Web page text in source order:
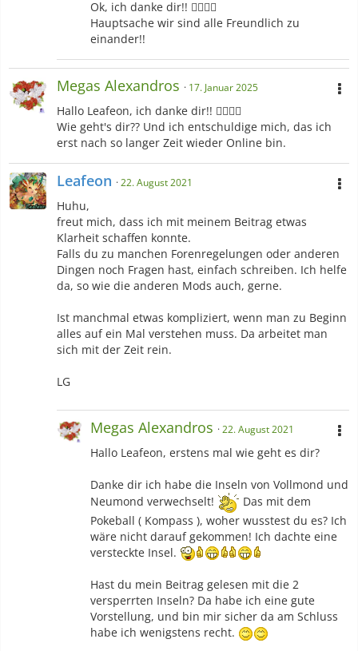
Ok, ich danke dir!! 👍🏻👍🏻
Hauptsache wir sind alle Freundlich zu
einander!!
Megas Alexandros 17. Januar 2025
Hallo Leafeon, ich danke dir!! 👍🏻👍🏻
Wie geht's dir?? Und ich entschuldige mich, das ich
erst nach so langer Zeit wieder Online bin.
Leafeon 22. August 2021
Huhu,
freut mich, dass ich mit meinem Beitrag etwas
Klarheit schaffen konnte.
Falls du zu manchen Forenregelungen oder anderen
Dingen noch Fragen hast, einfach schreiben. Ich helfe
da, so wie die anderen Mods auch, gerne.
Ist manchmal etwas kompliziert, wenn man zu Beginn
alles auf ein Mal verstehen muss. Da arbeitet man
sich mit der Zeit rein.
LG
Megas Alexandros 22. August 2021
Hallo Leafeon, erstens mal wie geht es dir?
Danke dir ich habe die Inseln von Vollmond und
Neumond verwechselt!
Das mit dem
Pokeball ( Kompass ), woher wusstest du es? Ich
wäre nicht darauf gekommen! Ich dachte eine
versteckte Insel.
Hast du mein Beitrag gelesen mit die 2
versperrten Inseln? Da habe ich eine gute
Vorstellung, und bin mir sicher da am Schluss
habe ich wenigstens recht.